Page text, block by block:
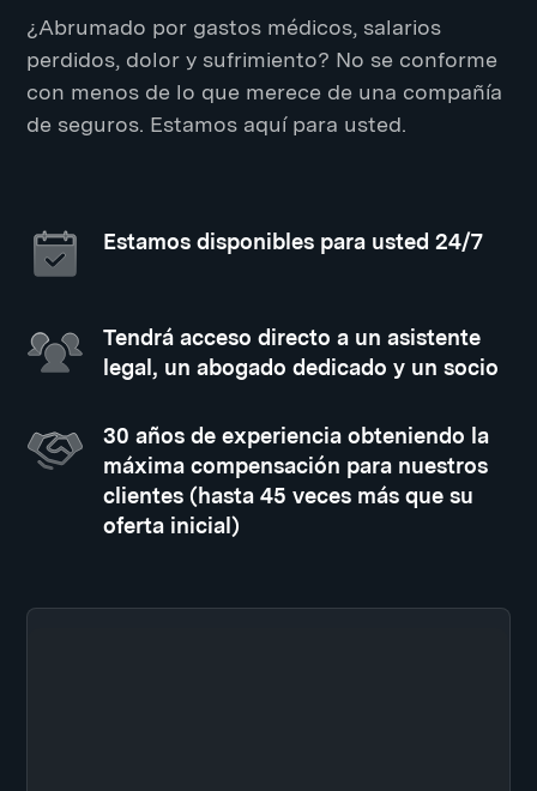
¿Abrumado por gastos médicos, salarios
perdidos, dolor y sufrimiento? No se conforme
con menos de lo que merece de una compañía
de seguros. Estamos aquí para usted.
Estamos disponibles para usted 24/7
Tendrá acceso directo a un asistente
legal, un abogado dedicado y un socio
30 años de experiencia obteniendo la
máxima compensación para nuestros
clientes (hasta 45 veces más que su
oferta inicial)